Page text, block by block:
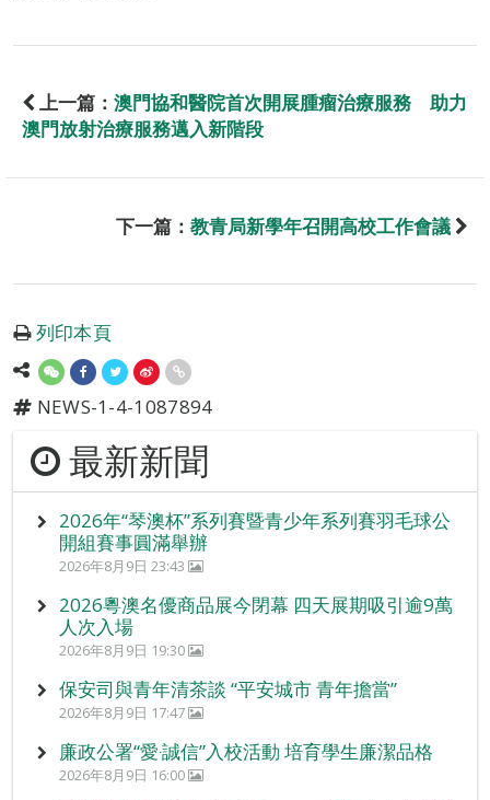
上一篇： 澳門協和醫院首次開展腫瘤治療服務 助力
澳門放射治療服務邁入新階段
下一篇： 教青局新學年召開高校工作會議
列印本頁
NEWS-1-4-1087894
最新新聞
2026年“琴澳杯”系列賽暨青少年系列賽羽毛球公
開組賽事圓滿舉辦
2026年8月9日 23:43
2026粵澳名優商品展今閉幕 四天展期吸引逾9萬
人次入場
2026年8月9日 19:30
保安司與青年清茶談 “平安城市 青年擔當”
2026年8月9日 17:47
廉政公署“愛‧誠信”入校活動 培育學生廉潔品格
2026年8月9日 16:00